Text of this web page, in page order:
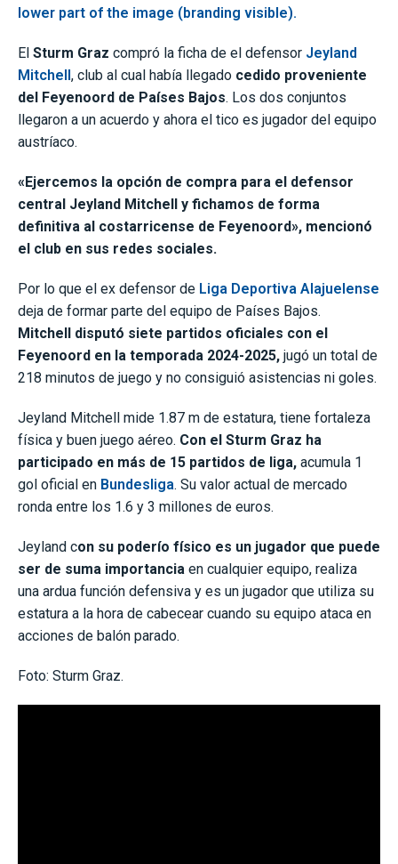
El Sturm Graz compró la ficha de el defensor Jeyland
Mitchell, club al cual había llegado cedido proveniente
del Feyenoord de Países Bajos. Los dos conjuntos
llegaron a un acuerdo y ahora el tico es jugador del equipo
austríaco.
«Ejercemos la opción de compra para el defensor
central Jeyland Mitchell y fichamos de forma
definitiva al costarricense de Feyenoord», mencionó
el club en sus redes sociales.
Por lo que el ex defensor de Liga Deportiva Alajuelense
deja de formar parte del equipo de Países Bajos.
Mitchell disputó siete partidos oficiales con el
Feyenoord en la temporada 2024-2025, jugó un total de
218 minutos de juego y no consiguió asistencias ni goles.
Jeyland Mitchell mide 1.87 m de estatura, tiene fortaleza
física y buen juego aéreo. Con el Sturm Graz ha
participado en más de 15 partidos de liga, acumula 1
gol oficial en Bundesliga. Su valor actual de mercado
ronda entre los 1.6 y 3 millones de euros.
Jeyland con su poderío físico es un jugador que puede
ser de suma importancia en cualquier equipo, realiza
una ardua función defensiva y es un jugador que utiliza su
estatura a la hora de cabecear cuando su equipo ataca en
acciones de balón parado.
Foto: Sturm Graz.